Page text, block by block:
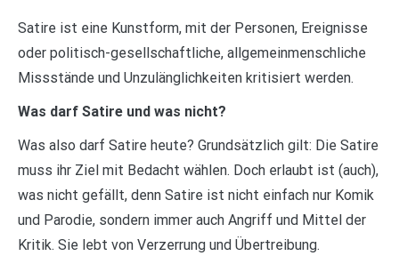
Satire ist eine Kunstform, mit der Personen, Ereignisse
oder politisch-gesellschaftliche, allgemeinmenschliche
Missstände und Unzulänglichkeiten kritisiert werden.
Was darf Satire und was nicht?
Was also darf Satire heute? Grundsätzlich gilt: Die Satire
muss ihr Ziel mit Bedacht wählen. Doch erlaubt ist (auch),
was nicht gefällt, denn Satire ist nicht einfach nur Komik
und Parodie, sondern immer auch Angriff und Mittel der
Kritik. Sie lebt von Verzerrung und Übertreibung.